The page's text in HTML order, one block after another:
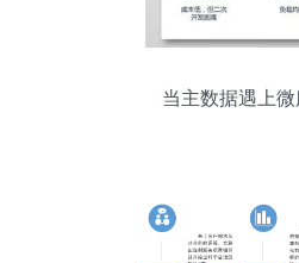
当主数据遇上